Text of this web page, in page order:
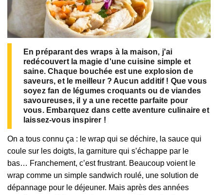
En préparant des wraps à la maison, j'ai
redécouvert la magie d'une cuisine simple et
saine. Chaque bouchée est une explosion de
saveurs, et le meilleur ? Aucun additif ! Que vous
soyez fan de légumes croquants ou de viandes
savoureuses, il y a une recette parfaite pour
vous. Embarquez dans cette aventure culinaire et
laissez-vous inspirer !
On a tous connu ça : le wrap qui se déchire, la sauce qui
coule sur les doigts, la garniture qui s’échappe par le
bas… Franchement, c’est frustrant. Beaucoup voient le
wrap comme un simple sandwich roulé, une solution de
dépannage pour le déjeuner. Mais après des années